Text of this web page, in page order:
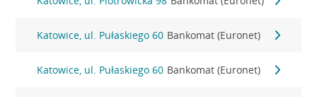
Katowice, ul. Pułaskiego 60 Bankomat (Euronet)
Katowice, ul. Pułaskiego 60 Bankomat (Euronet)